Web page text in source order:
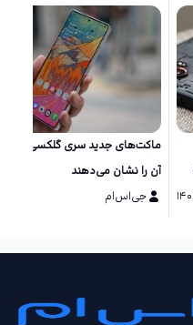
آن را نشان می‌دهند
جی‌اس‌ام